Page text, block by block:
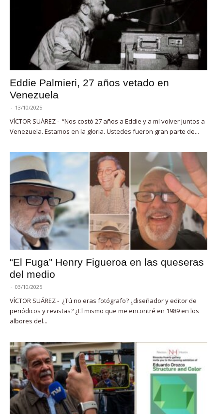
Eddie Palmieri, 27 años vetado en
Venezuela
- 13/10/2025
VÍCTOR SUÁREZ - “Nos costó 27 años a Eddie y a mí volver juntos a
Venezuela. Estamos en la gloria. Ustedes fueron gran parte de...
“El Fuga” Henry Figueroa en las queseras
del medio
- 03/10/2025
VÍCTOR SUÁREZ - ¿Tú no eras fotógrafo? ¿diseñador y editor de
periódicos y revistas? ¿El mismo que me encontré en 1989 en los
albores del...